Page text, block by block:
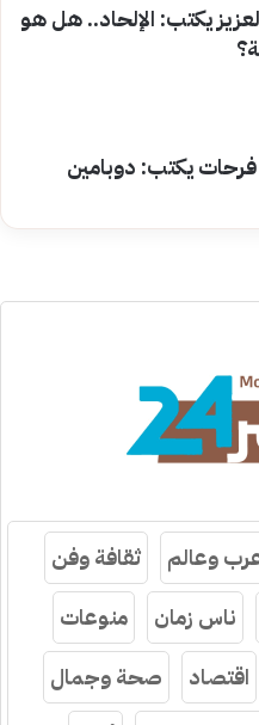
يكتب: الإلحاد.. هل هو
فرحات يكتب: دوبامين
وعالم
ثقافة وفن
ناس زمان
منوعات
اقتصاد
صحة وجمال